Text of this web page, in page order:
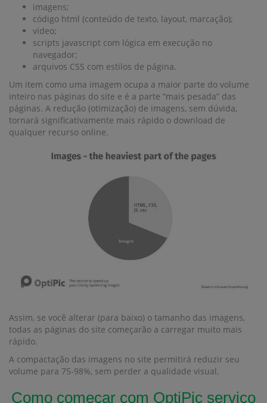
imagens;
código html (conteúdo de texto, layout, marcação);
vídeo;
scripts javascript com lógica em execução no
navegador;
arquivos CSS com estilos de página.
Um item como uma imagem ocupa a maior parte do volume
inteiro nas páginas do site e é a parte “mais pesada” das
páginas. A redução (otimização) de imagens, sem dúvida,
tornará significativamente mais rápido o download de
qualquer recurso online.
Assim, se você alterar (para baixo) o tamanho das imagens,
todas as páginas do site começarão a carregar muito mais
rápido.
A compactação das imagens no site permitirá reduzir seu
volume para 75-98%, sem perder a qualidade visual.
Como começar com OptiPic serviço